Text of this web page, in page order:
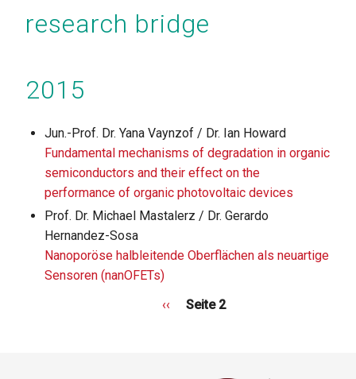
research bridge
2015
Jun.-Prof. Dr. Yana Vaynzof / Dr. Ian Howard
Fundamental mechanisms of degradation in organic
semiconductors and their effect on the
performance of organic photovoltaic devices
Prof. Dr. Michael Mastalerz / Dr. Gerardo
Hernandez-Sosa
Nanoporöse halbleitende Oberflächen als neuartige
Sensoren (nanOFETs)
Vorherige
‹‹ Seite 2